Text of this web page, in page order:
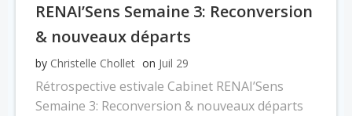
RENAI’Sens Semaine 3: Reconversion
& nouveaux départs
by Christelle Chollet on Juil 29
Rétrospective estivale Cabinet RENAI’Sens
Semaine 3: Reconversion & nouveaux départs